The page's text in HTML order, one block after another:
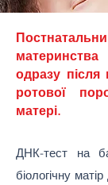
одразу
ротової
матері.
ДНК-тест на
біологічну